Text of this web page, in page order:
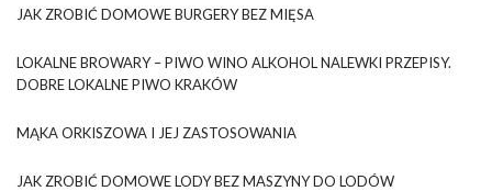
JAK ZROBIĆ DOMOWE BURGERY BEZ MIĘSA
LOKALNE BROWARY – PIWO WINO ALKOHOL NALEWKI PRZEPISY.
DOBRE LOKALNE PIWO KRAKÓW
MĄKA ORKISZOWA I JEJ ZASTOSOWANIA
JAK ZROBIĆ DOMOWE LODY BEZ MASZYNY DO LODÓW